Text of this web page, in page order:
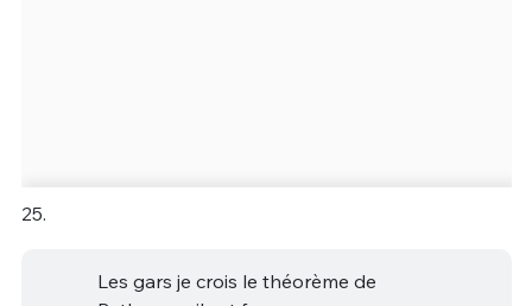
25.
Les gars je crois le théorème de